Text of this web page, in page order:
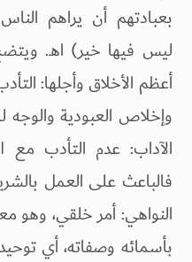
بعبادتهم أن يراهم
ليس فيها خير) اهـ.
أعظم الأخلاق وأجلها:
وإخلاص العبودية والوجه
الآداب: عدم التأدب مع
فالباعث على العمل
النواهي: أمر خلقي، وهو
بأسمائه وصفاته، أي